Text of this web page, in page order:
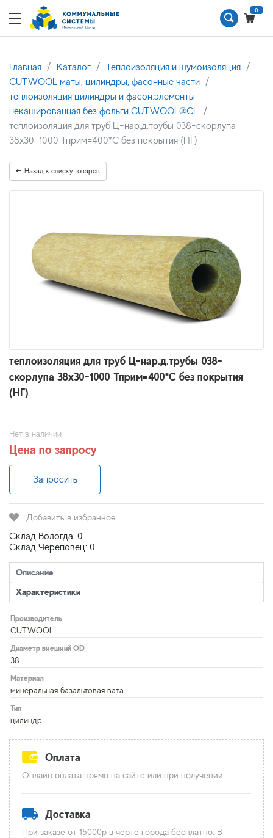
0
Главная Каталог
Теплоизоляция и шумоизоляция
CUTWOOL маты, цилиндры, фасонные части
теплоизоляция цилиндры и фасон.элементы
некашированная без фольги CUTWOOL®CL
теплоизоляция для труб Ц-нар.д.трубы 038-скорлупа
38х30-1000 Тприм=400*С без покрытия (НГ)
Назад к списку товаров
теплоизоляция для труб Ц-нар.д.трубы 038-
скорлупа 38х30-1000 Тприм=400*С без покрытия
(НГ)
Нет в наличии
Цена по запросу
Запросить
Добавить в избранное
Склад Вологда: 0
Склад Череповец: 0
Описание
Характеристики
Производитель
CUTWOOL
Диаметр внешний OD
38
Материал
минеральная базальтовая вата
Тип
цилиндр
Оплата
Онлайн оплата прямо на сайте или при получении.
Доставка
При заказе от 15000р в черте города бесплатно. В